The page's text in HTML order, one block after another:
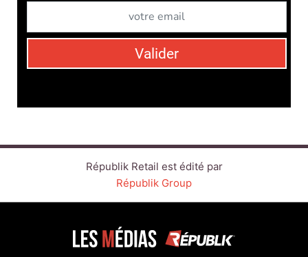
Valider
Républik Retail est édité par
Républik Group